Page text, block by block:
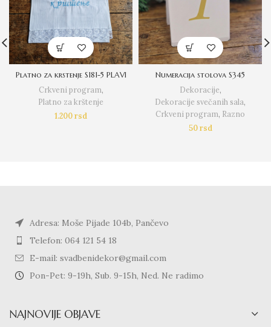
Platno za krstenje S181-5 PLAVI
Crkveni program,
Platno za krštenje
1.200rsd
Numeracija stolova S345
Dekoracije,
Dekoracije svečanih sala,
Crkveni program, Razno
50rsd
Adresa: Moše Pijade 104b, Pančevo
Telefon: 064 121 54 18
E-mail: svadbenidekor@gmail.com
Pon-Pet: 9-19h, Sub. 9-15h, Ned. Ne radimo
NAJNOVIJE OBJAVE